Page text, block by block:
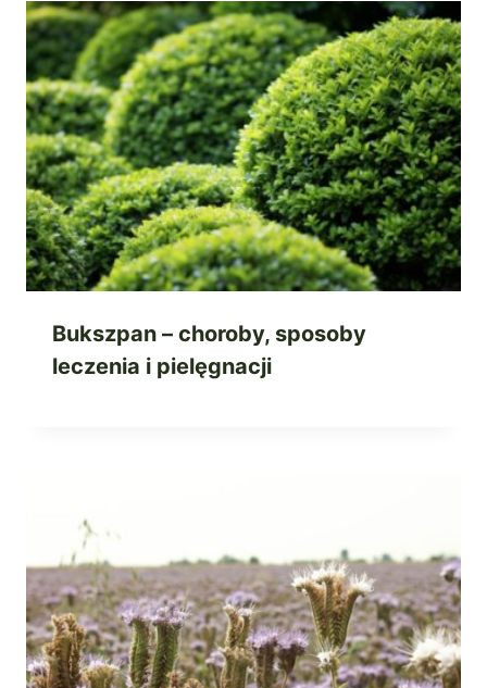
Bukszpan – choroby, sposoby
leczenia i pielęgnacji